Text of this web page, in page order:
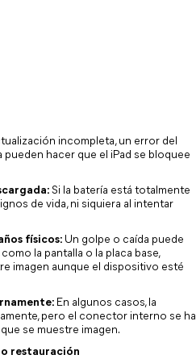
incompleta, un error del
hacer que el iPad se bloquee
Si la batería está totalmente
de vida, ni siquiera al intentar
físicos: Un golpe o caída puede
la pantalla o la placa base,
imagen aunque el dispositivo esté
En algunos casos, la
pero el conector interno se ha
se muestre imagen.
restauración